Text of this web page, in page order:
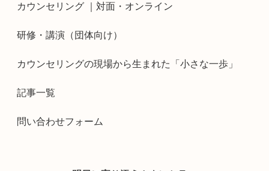
カウンセリング ｜対面・オンライン
研修・講演（団体向け）
カウンセリングの現場から生まれた「小さな一歩」
記事一覧
問い合わせフォーム